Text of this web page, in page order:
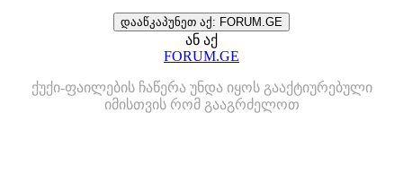
დააწკაპუნეთ აქ: FORUM.GE
ან აქ
FORUM.GE
ქუქი-ფაილების ჩაწერა უნდა იყოს გააქტიურებული
იმისთვის რომ გააგრძელოთ